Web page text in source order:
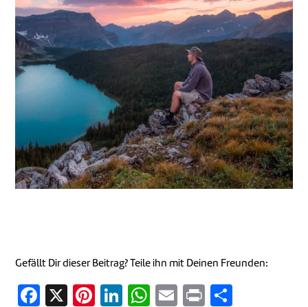
Gefällt Dir dieser Beitrag? Teile ihn mit Deinen Freunden:
Facebook
X Pinterest
LinkedIn
WhatsApp
EmailPrint